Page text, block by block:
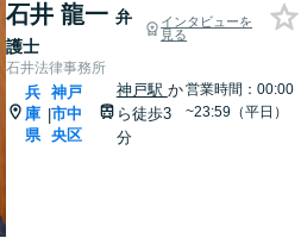
石井 龍一 弁
護士
インタビューを
見る
石井法律事務所
兵
庫
県
|
神戸
市中
央区
神戸駅 か
ら徒歩3
分
営業時間：00:00
~23:59（平日）